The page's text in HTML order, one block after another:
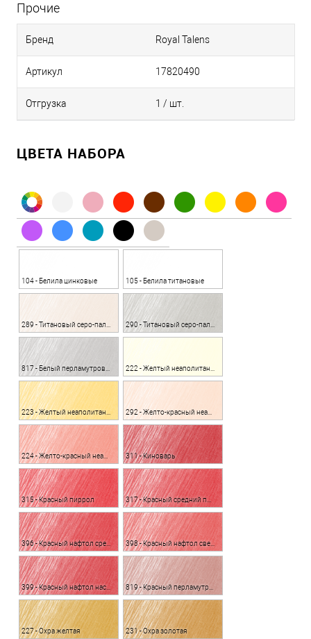
Прочие
Бренд Royal Talens
Артикул 17820490
Отгрузка 1 / шт.
ЦВЕТА НАБОРА
104 - Белила цинковые 105 - Белила титановые
289 - Титановый серо-палевый светлый 290 - Титановый серо-палевый насыщенный
817 - Белый перламутровый 222 - Желтый неаполитанский светлый
223 - Желтый неаполитанский насыщенный 292 - Желто-красный неаполитанский светлый
224 - Желто-красный неаполитанский 311 - Киноварь
315 - Красный пиррол 317 - Красный средний прозрачный
396 - Красный нафтол средний 398 - Красный нафтол светлый
399 - Красный нафтол насыщенный 819 - Красный перламутровый
227 - Охра желтая 231 - Охра золотая